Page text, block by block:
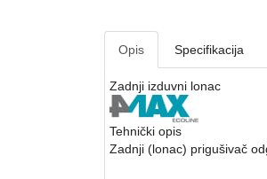
Opis Specifikacija
Zadnji izduvni lonac
Tehnički opis
Zadnji (lonac) prigušivač